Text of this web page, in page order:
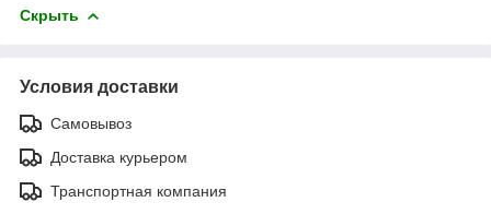
Скрыть
Условия доставки
Самовывоз
Доставка курьером
Транспортная компания